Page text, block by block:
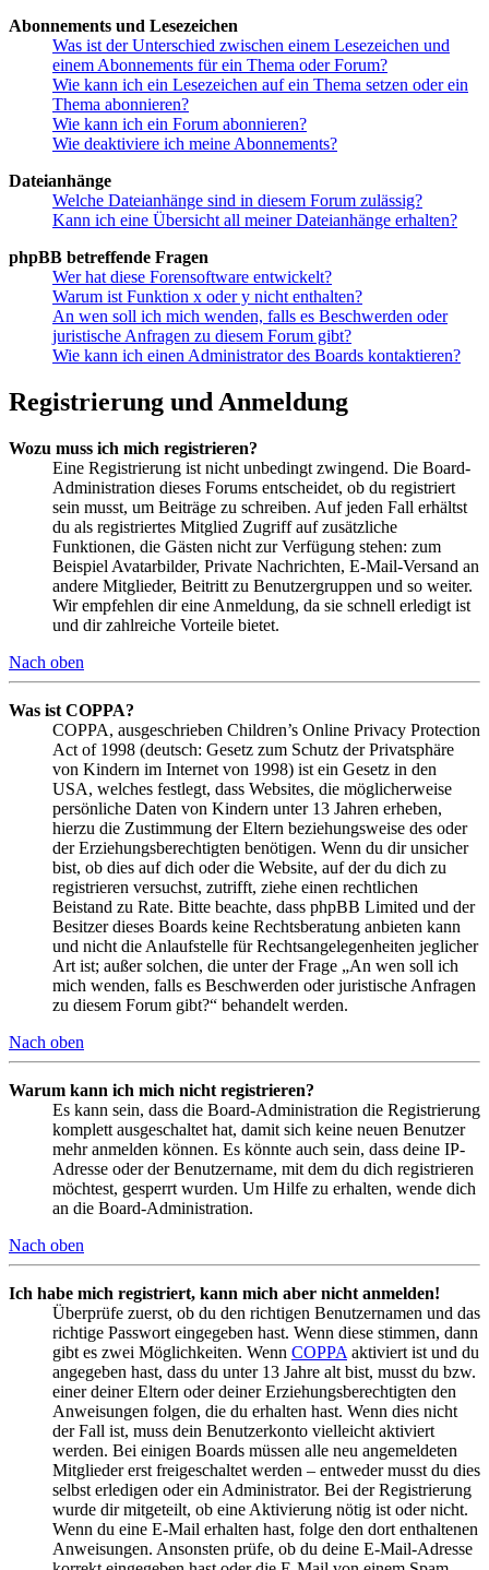
Abonnements und Lesezeichen
Was ist der Unterschied zwischen einem Lesezeichen und
einem Abonnements für ein Thema oder Forum?
Wie kann ich ein Lesezeichen auf ein Thema setzen oder ein
Thema abonnieren?
Wie kann ich ein Forum abonnieren?
Wie deaktiviere ich meine Abonnements?
Dateianhänge
Welche Dateianhänge sind in diesem Forum zulässig?
Kann ich eine Übersicht all meiner Dateianhänge erhalten?
phpBB betreffende Fragen
Wer hat diese Forensoftware entwickelt?
Warum ist Funktion x oder y nicht enthalten?
An wen soll ich mich wenden, falls es Beschwerden oder
juristische Anfragen zu diesem Forum gibt?
Wie kann ich einen Administrator des Boards kontaktieren?
Registrierung und Anmeldung
Wozu muss ich mich registrieren?
Eine Registrierung ist nicht unbedingt zwingend. Die Board-
Administration dieses Forums entscheidet, ob du registriert
sein musst, um Beiträge zu schreiben. Auf jeden Fall erhältst
du als registriertes Mitglied Zugriff auf zusätzliche
Funktionen, die Gästen nicht zur Verfügung stehen: zum
Beispiel Avatarbilder, Private Nachrichten, E-Mail-Versand an
andere Mitglieder, Beitritt zu Benutzergruppen und so weiter.
Wir empfehlen dir eine Anmeldung, da sie schnell erledigt ist
und dir zahlreiche Vorteile bietet.
Nach oben
Was ist COPPA?
COPPA, ausgeschrieben Children’s Online Privacy Protection
Act of 1998 (deutsch: Gesetz zum Schutz der Privatsphäre
von Kindern im Internet von 1998) ist ein Gesetz in den
USA, welches festlegt, dass Websites, die möglicherweise
persönliche Daten von Kindern unter 13 Jahren erheben,
hierzu die Zustimmung der Eltern beziehungsweise des oder
der Erziehungsberechtigten benötigen. Wenn du dir unsicher
bist, ob dies auf dich oder die Website, auf der du dich zu
registrieren versuchst, zutrifft, ziehe einen rechtlichen
Beistand zu Rate. Bitte beachte, dass phpBB Limited und der
Besitzer dieses Boards keine Rechtsberatung anbieten kann
und nicht die Anlaufstelle für Rechtsangelegenheiten jeglicher
Art ist; außer solchen, die unter der Frage „An wen soll ich
mich wenden, falls es Beschwerden oder juristische Anfragen
zu diesem Forum gibt?“ behandelt werden.
Nach oben
Warum kann ich mich nicht registrieren?
Es kann sein, dass die Board-Administration die Registrierung
komplett ausgeschaltet hat, damit sich keine neuen Benutzer
mehr anmelden können. Es könnte auch sein, dass deine IP-
Adresse oder der Benutzername, mit dem du dich registrieren
möchtest, gesperrt wurden. Um Hilfe zu erhalten, wende dich
an die Board-Administration.
Nach oben
Ich habe mich registriert, kann mich aber nicht anmelden!
Überprüfe zuerst, ob du den richtigen Benutzernamen und das
richtige Passwort eingegeben hast. Wenn diese stimmen, dann
gibt es zwei Möglichkeiten. Wenn COPPA aktiviert ist und du
angegeben hast, dass du unter 13 Jahre alt bist, musst du bzw.
einer deiner Eltern oder deiner Erziehungsberechtigten den
Anweisungen folgen, die du erhalten hast. Wenn dies nicht
der Fall ist, muss dein Benutzerkonto vielleicht aktiviert
werden. Bei einigen Boards müssen alle neu angemeldeten
Mitglieder erst freigeschaltet werden – entweder musst du dies
selbst erledigen oder ein Administrator. Bei der Registrierung
wurde dir mitgeteilt, ob eine Aktivierung nötig ist oder nicht.
Wenn du eine E-Mail erhalten hast, folge den dort enthaltenen
Anweisungen. Ansonsten prüfe, ob du deine E-Mail-Adresse